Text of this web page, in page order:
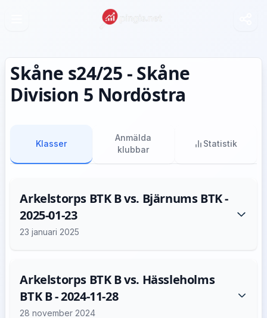
Skåne s24/25 - Skåne
Division 5 Nordöstra
Klasser
Anmälda
klubbar
Statistik
Arkelstorps BTK B vs. Bjärnums BTK -
2025-01-23
23 januari 2025
Arkelstorps BTK B vs. Hässleholms
BTK B - 2024-11-28
28 november 2024